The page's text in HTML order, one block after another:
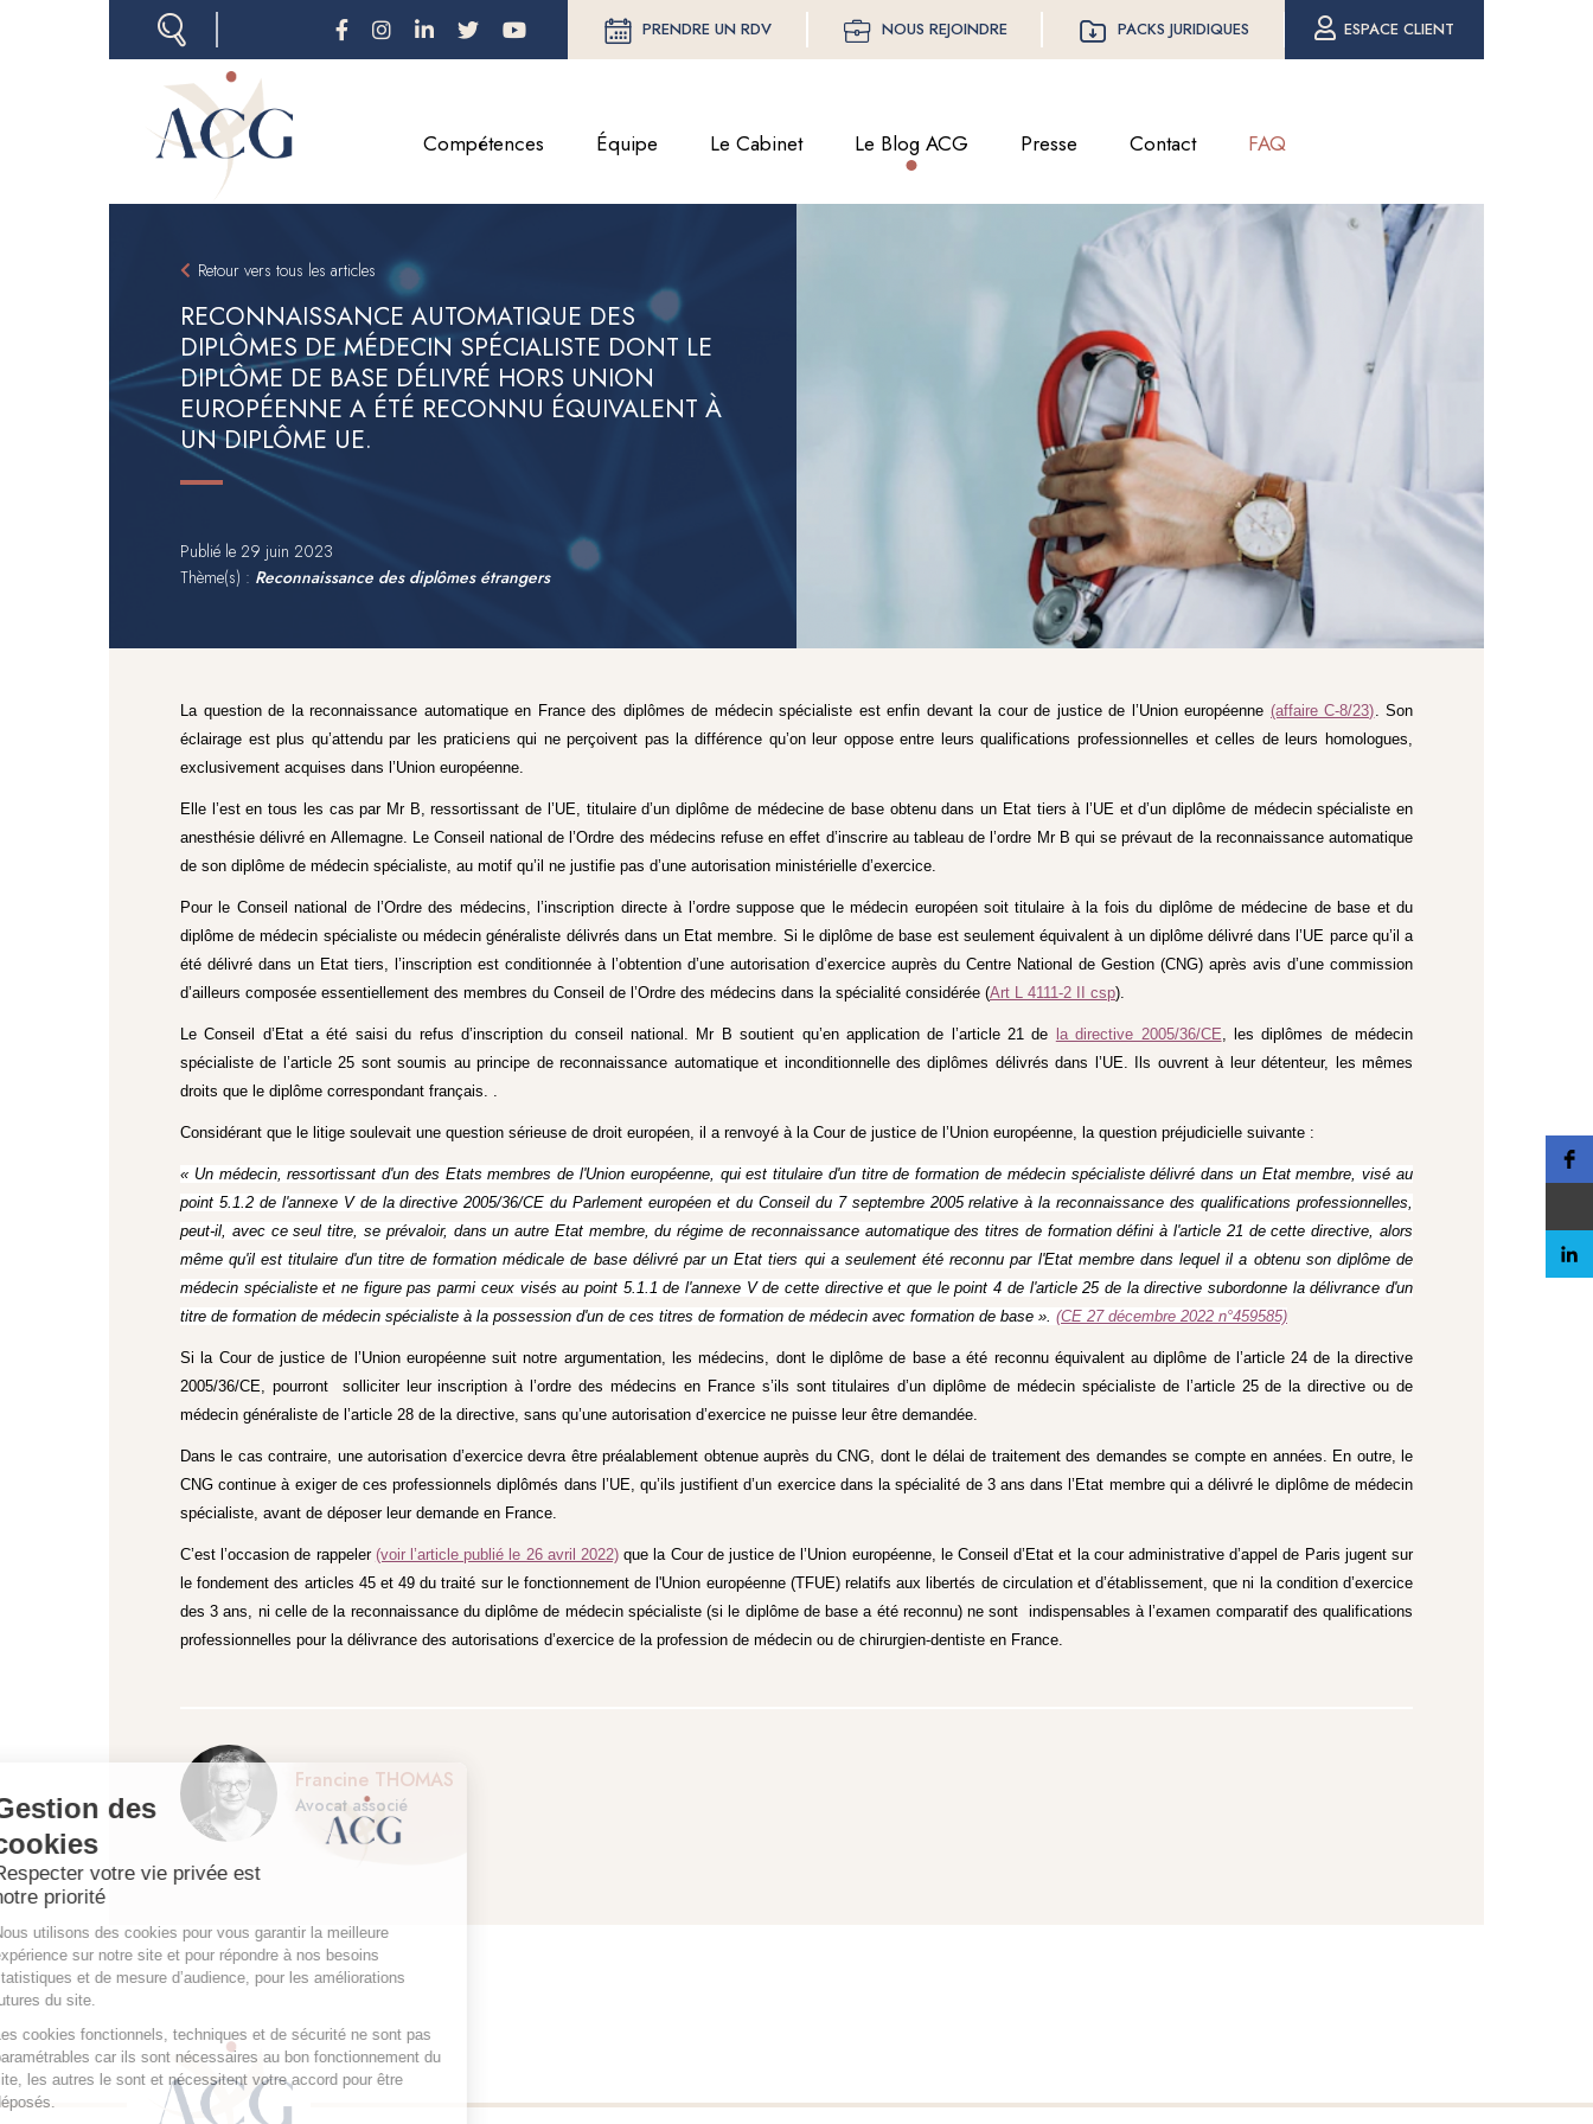
PRENDRE UN RDV NOUS REJOINDRE PACKS JURIDIQUES ESPACE CLIENT
Compétences Équipe Le Cabinet Le Blog ACG Presse Contact FAQ
Retour vers tous les articles
RECONNAISSANCE AUTOMATIQUE DES
DIPLÔMES DE MÉDECIN SPÉCIALISTE DONT LE
DIPLÔME DE BASE DÉLIVRÉ HORS UNION
EUROPÉENNE A ÉTÉ RECONNU ÉQUIVALENT À
UN DIPLÔME UE.
Publié le 29 juin 2023
Thème(s) : Reconnaissance des diplômes étrangers
La question de la reconnaissance automatique en France des diplômes de médecin spécialiste est enfin devant la cour de justice de l’Union européenne (affaire C-8/23). Son
éclairage est plus qu’attendu par les praticiens qui ne perçoivent pas la différence qu’on leur oppose entre leurs qualifications professionnelles et celles de leurs homologues,
exclusivement acquises dans l’Union européenne.
Elle l’est en tous les cas par Mr B, ressortissant de l’UE, titulaire d’un diplôme de médecine de base obtenu dans un Etat tiers à l’UE et d’un diplôme de médecin spécialiste en
anesthésie délivré en Allemagne. Le Conseil national de l’Ordre des médecins refuse en effet d’inscrire au tableau de l’ordre Mr B qui se prévaut de la reconnaissance automatique
de son diplôme de médecin spécialiste, au motif qu’il ne justifie pas d’une autorisation ministérielle d’exercice.
Pour le Conseil national de l’Ordre des médecins, l’inscription directe à l’ordre suppose que le médecin européen soit titulaire à la fois du diplôme de médecine de base et du
diplôme de médecin spécialiste ou médecin généraliste délivrés dans un Etat membre. Si le diplôme de base est seulement équivalent à un diplôme délivré dans l’UE parce qu’il a
été délivré dans un Etat tiers, l’inscription est conditionnée à l’obtention d’une autorisation d’exercice auprès du Centre National de Gestion (CNG) après avis d’une commission
d’ailleurs composée essentiellement des membres du Conseil de l’Ordre des médecins dans la spécialité considérée (Art L 4111-2 II csp).
Le Conseil d’Etat a été saisi du refus d’inscription du conseil national. Mr B soutient qu’en application de l’article 21 de la directive 2005/36/CE, les diplômes de médecin
spécialiste de l’article 25 sont soumis au principe de reconnaissance automatique et inconditionnelle des diplômes délivrés dans l’UE. Ils ouvrent à leur détenteur, les mêmes
droits que le diplôme correspondant français. .
Considérant que le litige soulevait une question sérieuse de droit européen, il a renvoyé à la Cour de justice de l’Union européenne, la question préjudicielle suivante :
« Un médecin, ressortissant d'un des Etats membres de l'Union européenne, qui est titulaire d'un titre de formation de médecin spécialiste délivré dans un Etat membre, visé au
point 5.1.2 de l'annexe V de la directive 2005/36/CE du Parlement européen et du Conseil du 7 septembre 2005 relative à la reconnaissance des qualifications professionnelles,
peut-il, avec ce seul titre, se prévaloir, dans un autre Etat membre, du régime de reconnaissance automatique des titres de formation défini à l'article 21 de cette directive, alors
même qu'il est titulaire d'un titre de formation médicale de base délivré par un Etat tiers qui a seulement été reconnu par l'Etat membre dans lequel il a obtenu son diplôme de
médecin spécialiste et ne figure pas parmi ceux visés au point 5.1.1 de l'annexe V de cette directive et que le point 4 de l'article 25 de la directive subordonne la délivrance d'un
titre de formation de médecin spécialiste à la possession d'un de ces titres de formation de médecin avec formation de base ». (CE 27 décembre 2022 n°459585)
Si la Cour de justice de l’Union européenne suit notre argumentation, les médecins, dont le diplôme de base a été reconnu équivalent au diplôme de l’article 24 de la directive
2005/36/CE, pourront solliciter leur inscription à l’ordre des médecins en France s’ils sont titulaires d’un diplôme de médecin spécialiste de l’article 25 de la directive ou de
médecin généraliste de l’article 28 de la directive, sans qu’une autorisation d’exercice ne puisse leur être demandée.
Dans le cas contraire, une autorisation d’exercice devra être préalablement obtenue auprès du CNG, dont le délai de traitement des demandes se compte en années. En outre, le
CNG continue à exiger de ces professionnels diplômés dans l’UE, qu’ils justifient d’un exercice dans la spécialité de 3 ans dans l’Etat membre qui a délivré le diplôme de médecin
spécialiste, avant de déposer leur demande en France.
C’est l’occasion de rappeler (voir l’article publié le 26 avril 2022) que la Cour de justice de l’Union européenne, le Conseil d’Etat et la cour administrative d’appel de Paris jugent sur
le fondement des articles 45 et 49 du traité sur le fonctionnement de l'Union européenne (TFUE) relatifs aux libertés de circulation et d’établissement, que ni la condition d’exercice
des 3 ans, ni celle de la reconnaissance du diplôme de médecin spécialiste (si le diplôme de base a été reconnu) ne sont indispensables à l’examen comparatif des qualifications
professionnelles pour la délivrance des autorisations d’exercice de la profession de médecin ou de chirurgien-dentiste en France.
Francine THOMAS
Avocat associé